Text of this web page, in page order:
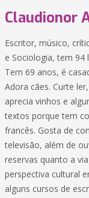
Claudionor
Escritor, músico,
e Sociologia, tem 94
Tem 69 anos, é
Adora cães. Curte
aprecia vinhos e
textos porque tem
francês. Gosta de
televisão, além de
reservas quanto a
perspectiva cultural
alguns cursos de